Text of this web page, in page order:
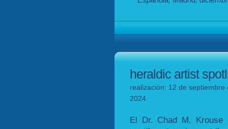
heraldic artist
realización: 12 de
2024
El Dr. Chad M. Krouse